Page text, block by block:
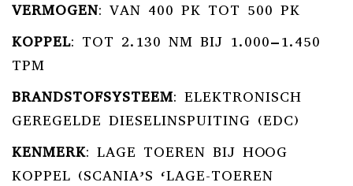
VERMOGEN: VAN 400 PK TOT 500 PK
KOPPEL: TOT 2.130 NM BIJ 1.000–1.450
TPM
BRANDSTOFSYSTEEM: ELEKTRONISCH
GEREGELDE DIESELINSPUITING (EDC)
KENMERK: LAGE TOEREN BIJ HOOG
KOPPEL (SCANIA’S ‘LAGE-TOEREN